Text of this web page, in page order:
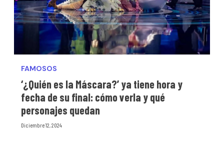
FAMOSOS
‘¿Quién es la Máscara?’ ya tiene hora y
fecha de su final: cómo verla y qué
personajes quedan
Diciembre 12, 2024